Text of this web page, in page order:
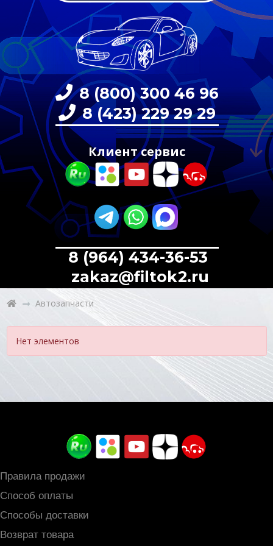
8 (800) 300 46 96
8 (423) 229 29 29
Клиент сервис
8 (964) 434-36-53
zakaz@filtok2.ru
Автозапчасти
Нет элементов
Правила продажи
Способ оплаты
Способы доставки
Возврат товара